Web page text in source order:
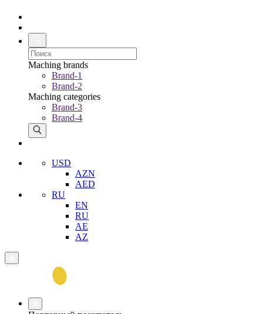
Maching brands
Brand-1
Brand-2
Maching categories
Brand-3
Brand-4
USD
AZN
AED
RU
EN
RU
AE
AZ